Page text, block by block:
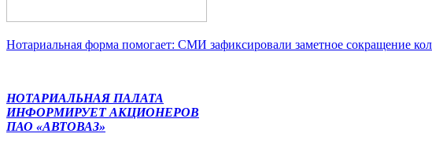
Нотариальная форма помогает: СМИ зафиксировали заметное сокращение
НОТАРИАЛЬНАЯ ПАЛАТА
ИНФОРМИРУЕТ АКЦИОНЕРОВ
ПАО «АВТОВАЗ»